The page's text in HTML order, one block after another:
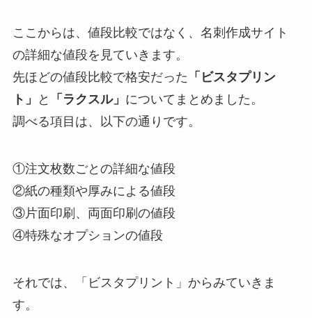
ここからは、値段比較ではなく、名刺作成サイト
の詳細な値段を見ていきます。
先ほどの値段比較で格安だった 「ビスタプリン
ト」
と 「ラクスル」 についてまとめました。
調べる項目は、以下の通りです。
①注文枚数ごとの詳細な値段
②紙の種類や厚みによる値段
③片面印刷、両面印刷の値段
④特殊なオプションの値段
それでは、「ビスタプリント」からみていきま
す。